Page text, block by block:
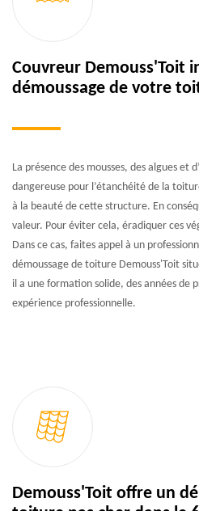
Couvreur Demouss'Toit
démoussage de votre
La présence des mousses, des algues et
dangereuse pour l’étanchéité de la
à la beauté de cette structure. En
valeur. Pour éviter cela, éradiquer ces
Dans ce cas, faites appel à un
démoussage de toiture Demouss'Toit
il a une formation solide, des années de
expérience professionnelle.
Demouss'Toit offre un